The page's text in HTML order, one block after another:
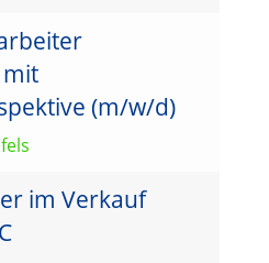
(m/w/d)
im Verkauf